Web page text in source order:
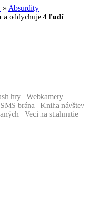
» Absurdity
a oddychuje 4 ľudí
hry Webkamery
brána Kniha návštev
Veci na stiahnutie